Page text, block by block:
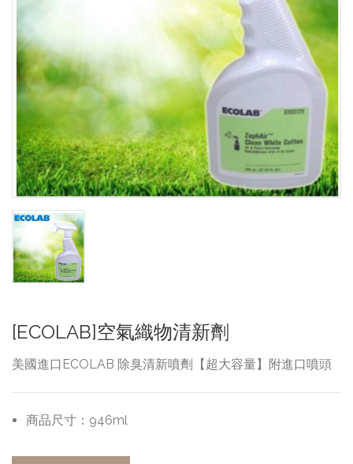
[ECOLAB]空氣織物清新劑
美國進口ECOLAB 除臭清新噴劑【超大容量】附進口噴頭
商品尺寸： 946ml